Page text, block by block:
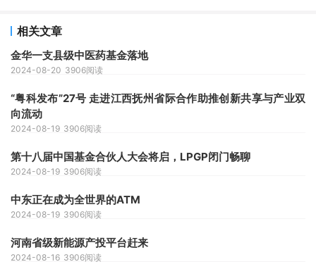
相关文章
金华一支县级中医药基金落地
2024-08-20 3906阅读
“粤科发布”27号 走进江西抚州省际合作助推创新共享与产业双
向流动
2024-08-19 3906阅读
第十八届中国基金合伙人大会将启，LPGP闭门畅聊
2024-08-19 3906阅读
中东正在成为全世界的ATM
2024-08-19 3906阅读
河南省级新能源产投平台赶来
2024-08-16 3906阅读